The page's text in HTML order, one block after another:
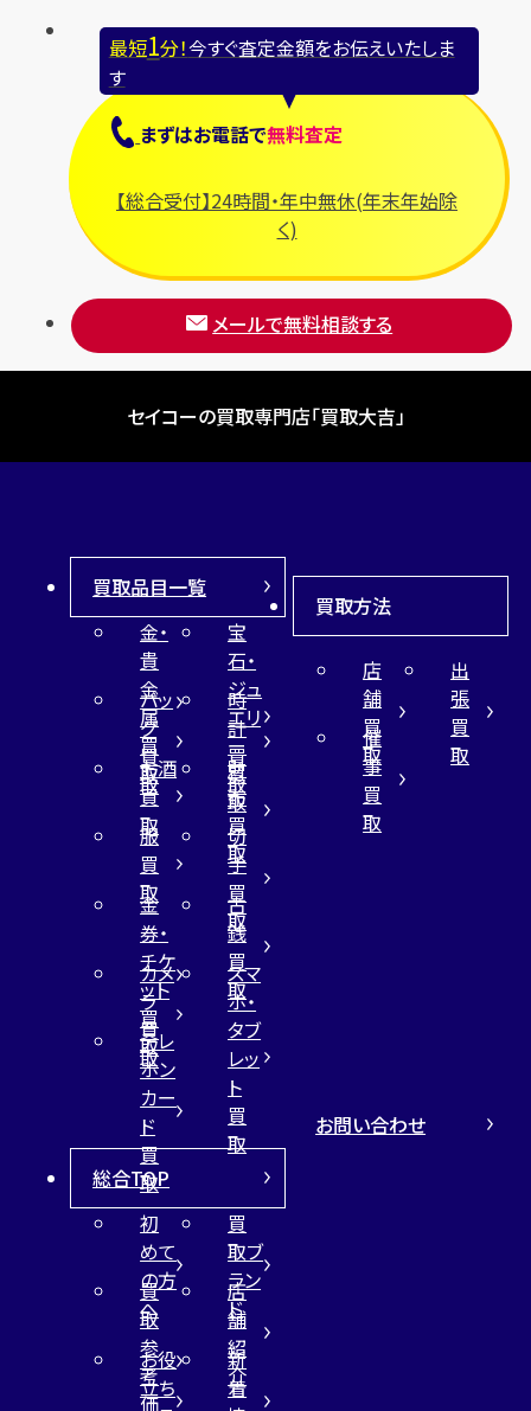
最短1分！今すぐ査定金額をお伝えいたしま
す
まずはお電話で無料査定
【総合受付】24時間・年中無休(年末年始除
く)
メールで無料相談する
セイコーの買取専門店「買取大吉」
買取品目一覧
金・
貴
金
属
買
取
宝
石・
ジュ
エリ
ー
買
取
バッ
グ
買
取
時
計
買
取
お酒
買
取
財
布
買
取
服
買
取
切
手
買
取
金
券・
チケ
ット
買
取
古
銭
買
取
カメ
ラ
買
取
スマ
ホ・
タブ
レッ
ト
買
取
テレ
ホン
カー
ド
買
取
買取方法
店
舗
買
取
出
張
買
取
催
事
買
取
総合TOP
初
めて
の方
へ
買
取ブ
ラン
ド
買
取
参
考
価
店
舗
紹
介
お役
立ち
新
着
お問い合わせ